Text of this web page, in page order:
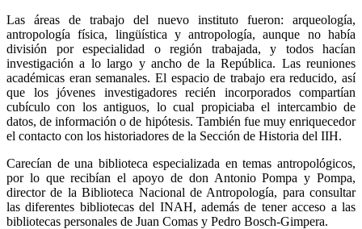
Las áreas de trabajo del nuevo instituto fueron: arqueología,
antropología física, lingüística y antropología, aunque no había
división por especialidad o región trabajada, y todos hacían
investigación a lo largo y ancho de la República. Las reuniones
académicas eran semanales. El espacio de trabajo era reducido, así
que los jóvenes investigadores recién incorporados compartían
cubículo con los antiguos, lo cual propiciaba el intercambio de
datos, de información o de hipótesis. También fue muy enriquecedor
el contacto con los historiadores de la Sección de Historia del IIH.
Carecían de una biblioteca especializada en temas antropológicos,
por lo que recibían el apoyo de don Antonio Pompa y Pompa,
director de la Biblioteca Nacional de Antropología, para consultar
las diferentes bibliotecas del INAH, además de tener acceso a las
bibliotecas personales de Juan Comas y Pedro Bosch-Gimpera.